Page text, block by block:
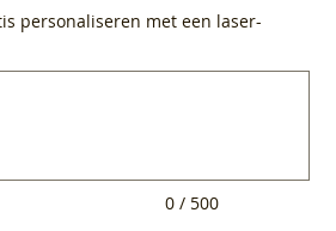
personaliseren met een laser-
0 / 500